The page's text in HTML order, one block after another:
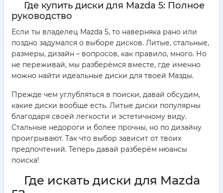
Где купить диски для Mazda 5: Полное
руководство
Если ты владелец Mazda 5, то наверняка рано или
поздно задумался о выборе дисков. Литые, стальные,
размеры, дизайн – вопросов, как правило, много. Но
не переживай, мы разберёмся вместе, где именно
можно найти идеальные диски для твоей Мазды.
Прежде чем углубляться в поиски, давай обсудим,
какие диски вообще есть. Литые диски популярны
благодаря своей легкости и эстетичному виду.
Стальные недороги и более прочны, но по дизайну
проигрывают. Так что выбор зависит от твоих
предпочтений. Теперь давай разберём нюансы
поиска!
Где искать диски для Mazda